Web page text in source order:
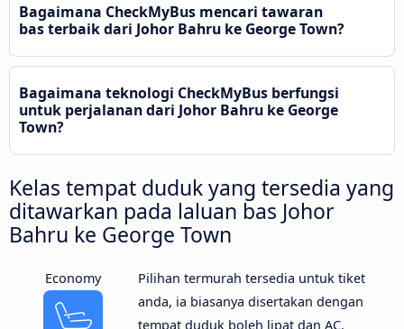
Bagaimana CheckMyBus mencari tawaran
bas terbaik dari Johor Bahru ke George Town?
Bagaimana teknologi CheckMyBus berfungsi
untuk perjalanan dari Johor Bahru ke George
Town?
Kelas tempat duduk yang tersedia yang
ditawarkan pada laluan bas Johor
Bahru ke George Town
Economy
Pilihan termurah tersedia untuk tiket
anda, ia biasanya disertakan dengan
tempat duduk boleh lipat dan AC.